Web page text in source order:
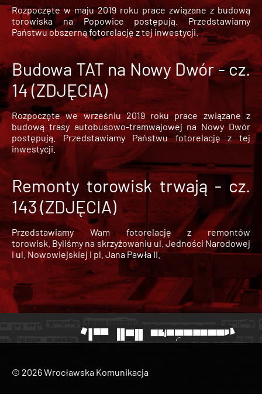
Rozpoczęte w maju 2019 roku prace związane z budową
torowiska na Popowice
postępują. Przedstawiamy
Państwu obszerną fotorelację z tej inwestycji.
Budowa TAT na Nowy Dwór - cz.
14 (ZDJĘCIA)
Rozpoczęte we wrześniu 2019 roku prace związane z
budową trasy autobusowo-tramwajowej na Nowy Dwór
postępują. Przedstawiamy Państwu fotorelację z tej
inwestycji.
Remonty torowisk trwają - cz.
143 (ZDJĘCIA)
Przedstawiamy Wam fotorelację z remontów
torowisk. Byliśmy na skrzyżowaniu ul. Jedności Narodowej
i ul. Nowowiejskiej i pl. Jana Pawła II.
© 2026 Wrocławska Komunikacja